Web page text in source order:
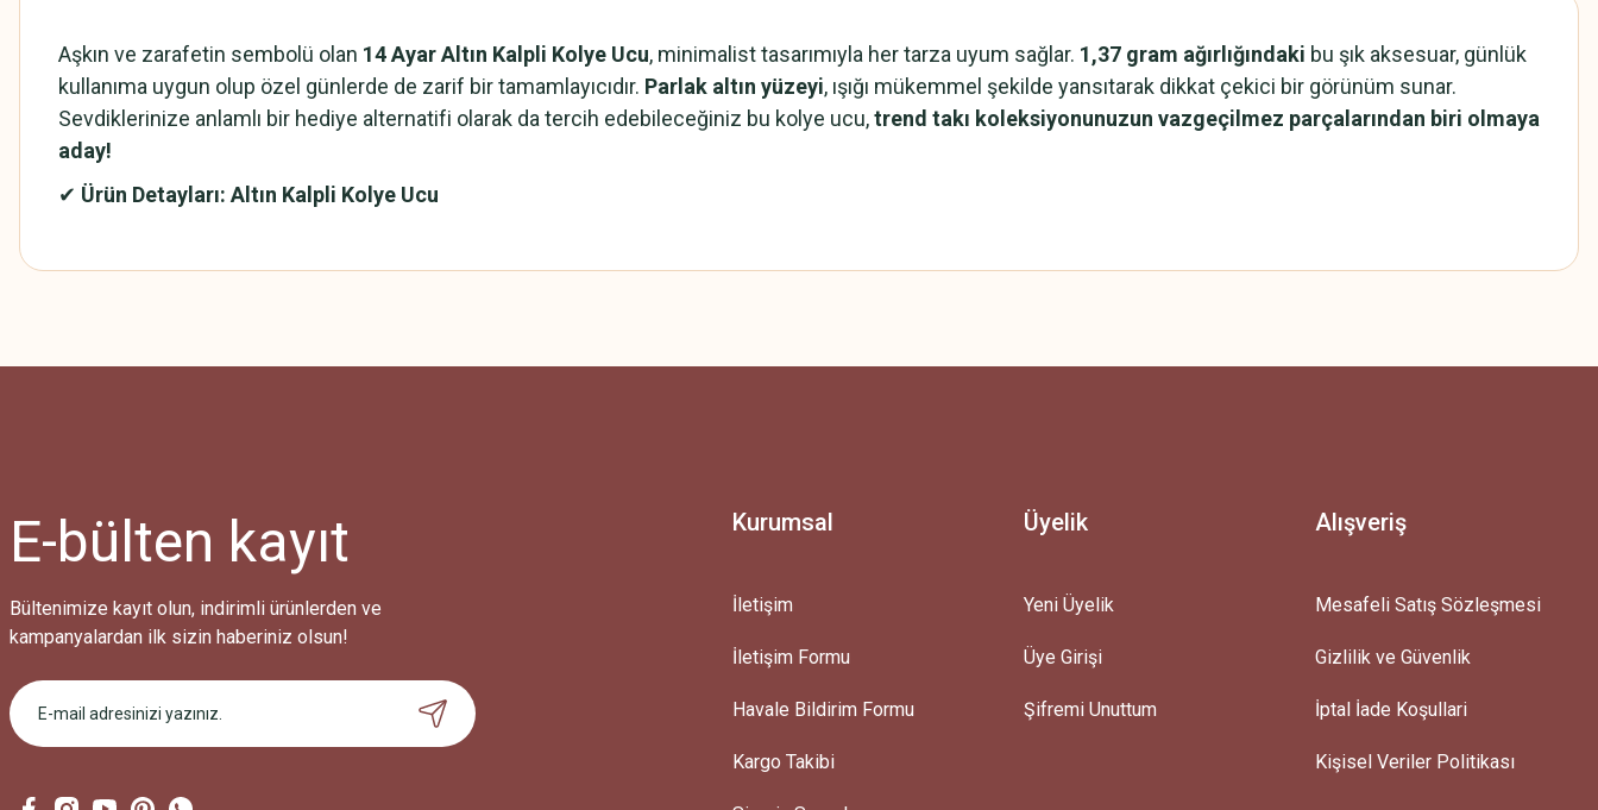
Aşkın ve zarafetin sembolü olan 14 Ayar Altın Kalpli Kolye Ucu, minimalist tasarımıyla her tarza uyum sağlar. 1,37 gram ağırlığındaki bu şık aksesuar, günlük
kullanıma uygun olup özel günlerde de zarif bir tamamlayıcıdır. Parlak altın yüzeyi, ışığı mükemmel şekilde yansıtarak dikkat çekici bir görünüm sunar.
Sevdiklerinize anlamlı bir hediye alternatifi olarak da tercih edebileceğiniz bu kolye ucu,trend takı koleksiyonunuzun vazgeçilmez parçalarından biri olmaya
aday!
✔ Ürün Detayları: Altın Kalpli Kolye Ucu
Bu ürüne ilk yorumu siz yapın!
Ürün hakkında henüz soru sorulmamış.
Bu ürüne benzer farklı alternatifler olmalı.
Gönder
E-bülten kayıt
Bültenimize kayıt olun, indirimli ürünlerden ve
kampanyalardan ilk sizin haberiniz olsun!
Kurumsal
İletişim
İletişim Formu
Havale Bildirim Formu
Kargo Takibi
Üyelik
Yeni Üyelik
Üye Girişi
Şifremi Unuttum
Alışveriş
Mesafeli Satış Sözleşmesi
Gizlilik ve Güvenlik
İptal İade Koşullari
Kişisel Veriler Politikası